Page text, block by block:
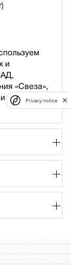
и
«Свеза»,
др.
Privacy notice